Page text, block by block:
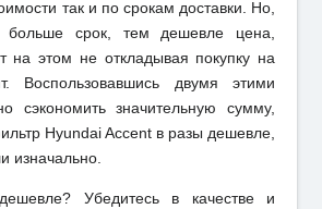
так и по срокам доставки. Но,
больше срок, тем дешевле цена,
на этом не откладывая покупку на
Воспользовавшись двумя этими
сэкономить значительную сумму,
Hyundai Accent в разы дешевле,
изначально.
Убедитесь в качестве и